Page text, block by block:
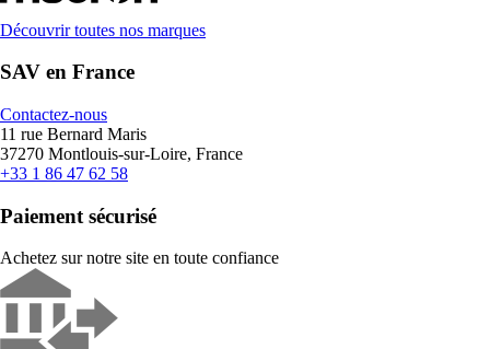
Découvrir toutes nos marques
SAV en France
Contactez-nous
11 rue Bernard Maris
37270 Montlouis-sur-Loire, France
+33 1 86 47 62 58
Paiement sécurisé
Achetez sur notre site en toute confiance